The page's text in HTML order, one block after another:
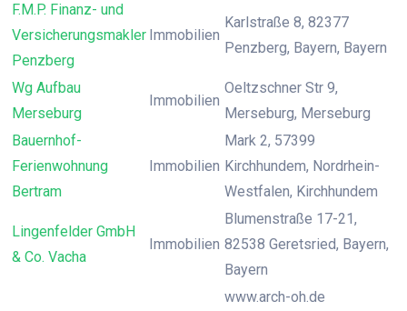
F.M.P. Finanz- und
Versicherungsmakler
Penzberg
Immobilien
Karlstraße 8, 82377
Penzberg, Bayern, Bayern
Wg Aufbau
Merseburg
Immobilien
Oeltzschner Str 9,
Merseburg, Merseburg
Bauernhof-
Ferienwohnung
Bertram
Immobilien
Mark 2, 57399
Kirchhundem, Nordrhein-
Westfalen, Kirchhundem
Lingenfelder GmbH
& Co. Vacha
Immobilien
Blumenstraße 17-21,
82538 Geretsried, Bayern,
Bayern
www.arch-oh.de